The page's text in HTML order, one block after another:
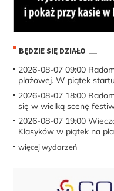
BĘDZIE SIĘ DZIAŁO
2026-08-07 09:00
plażowej. W piątek
2026-08-07 18:00
się w wielką scenę
2026-08-07 19:00
Klasyków w piątek na
więcej wydarzeń